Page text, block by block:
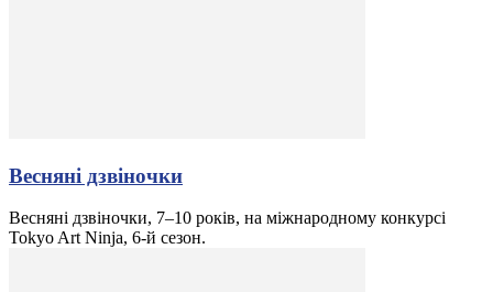
Весняні дзвіночки
Весняні дзвіночки, 7–10 років, на міжнародному конкурсі
Tokyo Art Ninja, 6-й сезон.